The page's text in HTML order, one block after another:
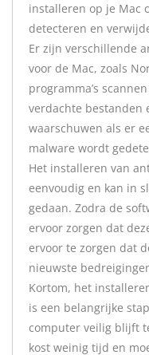
installeren op je Mac
detecteren en
Er zijn verschillende
voor de Mac, zoals
programma’s
verdachte bestanden
waarschuwen als er
malware wordt
Het installeren van
eenvoudig en kan in
gedaan. Zodra de
ervoor zorgen dat
ervoor te zorgen dat
nieuwste
Kortom, het
is een belangrijke
computer veilig blijft
kost weinig tijd en